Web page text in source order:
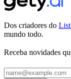
Dos criadores do
mundo todo.
Receba novidades